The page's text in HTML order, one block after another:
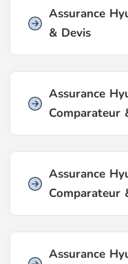
Assurance
& Devis
Assurance
Comparateur
Assurance
Comparateur
Assurance